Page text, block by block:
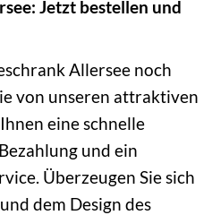
Jetzt bestellen und
Allersee noch
von unseren attraktiven
eine schnelle
und ein
Überzeugen Sie sich
dem Design des